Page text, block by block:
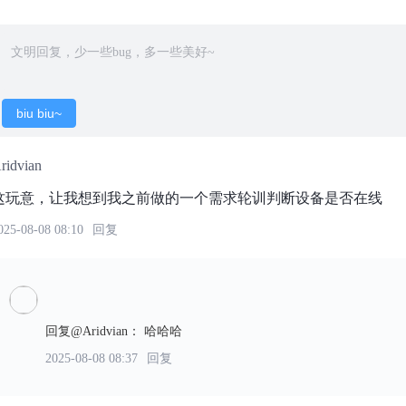
biu biu~
玩意，让我想到我之前做的一个需求轮训判断设备是否在线
08-08 08:10 回复
回复@Aridvian ： 哈哈哈
2025-08-08 08:37
回复